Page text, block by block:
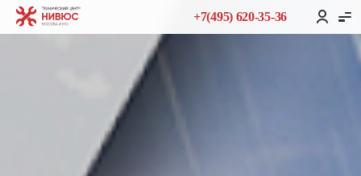
+7(495) 620-35-36